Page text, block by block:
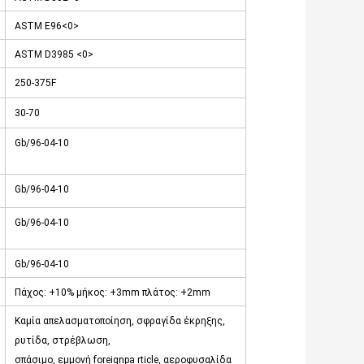
ASTM E96<0>
ASTM D3985 <0>
250-375F
30-70
Gb/96-04-10
Gb/96-04-10
Gb/96-04-10
Gb/96-04-10
Πάχος: +10% μήκος: +3mm πλάτος: +2mm
Καμία απελασματοποίηση, σφραγίδα έκρηξης,
ρυτίδα, στρέβλωση,
σπάσιμο, εμμονή foreignpa rticle, αεροφυσαλίδα